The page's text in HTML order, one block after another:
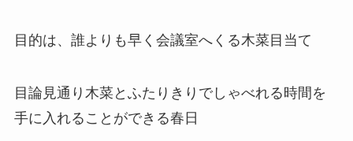
目的は、誰よりも早く会議室へくる木菜目当て
目論見通り木菜とふたりきりでしゃべれる時間を
手に入れることができる春日